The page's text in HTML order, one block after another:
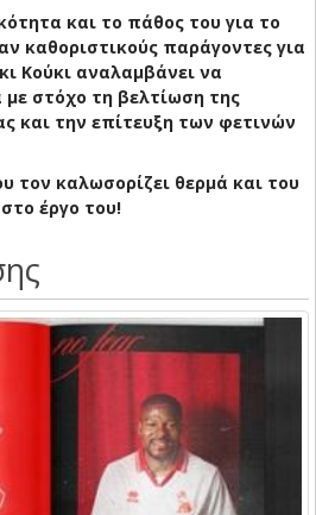
και το πάθος του για το
καθοριστικούς παράγοντες για
Κούκι αναλαμβάνει να
στόχο τη βελτίωση της
και την επίτευξη των φετινών
τον καλωσορίζει θερμά και του
έργο του!